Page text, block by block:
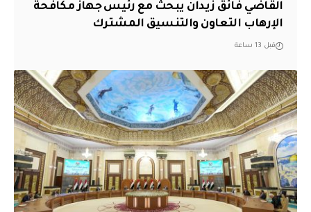
القاضي فائق زيدان يبحث مع رئيس جهاز مكافحة
الإرهاب التعاون والتنسيق المشترك
قبل 13 ساعة